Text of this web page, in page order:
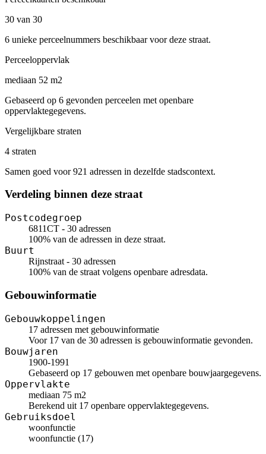
30 van 30
6 unieke perceelnummers beschikbaar voor deze straat.
Perceeloppervlak
mediaan 52 m2
Gebaseerd op 6 gevonden perceelen met openbare
oppervlaktegegevens.
Vergelijkbare straten
4 straten
Samen goed voor 921 adressen in dezelfde stadscontext.
Verdeling binnen deze straat
Postcodegroep
6811CT - 30 adressen
100% van de adressen in deze straat.
Buurt
Rijnstraat - 30 adressen
100% van de straat volgens openbare adresdata.
Gebouwinformatie
Gebouwkoppelingen
17 adressen met gebouwinformatie
Voor 17 van de 30 adressen is gebouwinformatie gevonden.
Bouwjaren
1900-1991
Gebaseerd op 17 gebouwen met openbare bouwjaargegevens.
Oppervlakte
mediaan 75 m2
Berekend uit 17 openbare oppervlaktegegevens.
Gebruiksdoel
woonfunctie
woonfunctie (17)